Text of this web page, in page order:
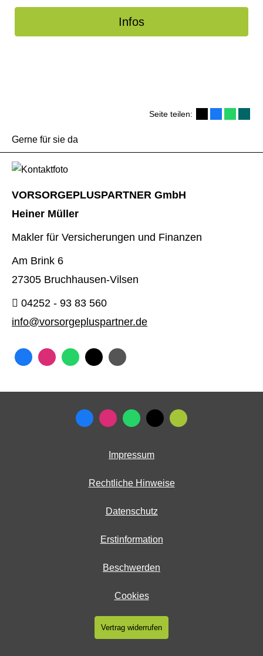
Infos
Seite teilen:
Gerne für sie da
VORSORGEPLUSPARTNER GmbH
Heiner Müller
Makler für Versicherungen und Finanzen
Am Brink 6
27305 Bruchhausen-Vilsen
04252 - 93 83 560
info@vorsorgepluspartner.de
Impressum
Rechtliche Hinweise
Datenschutz
Erstinformation
Beschwerden
Cookies
Vertrag widerrufen